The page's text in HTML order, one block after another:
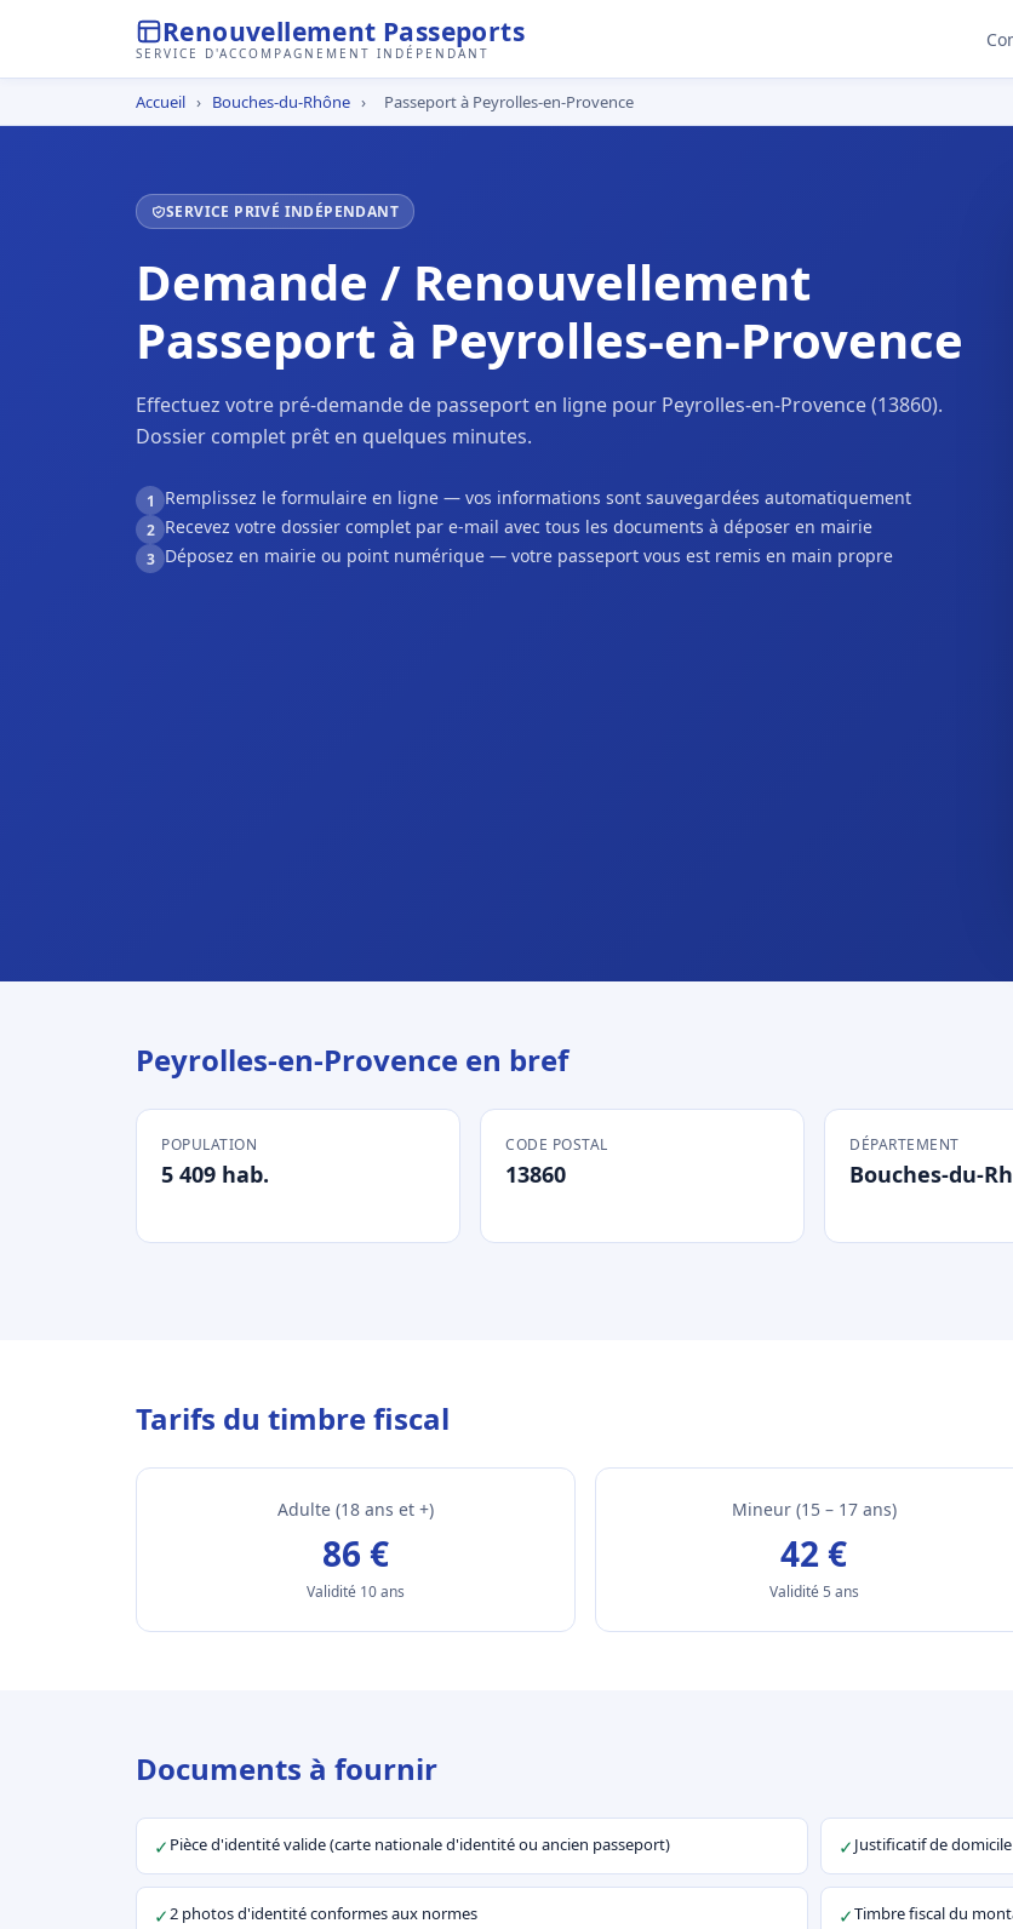
Renouvellement Passeports
SERVICE D'ACCOMPAGNEMENT INDÉPENDANT
Accueil › Bouches-du-Rhône › Passeport à Peyrolles-en-Provence
SERVICE PRIVÉ INDÉPENDANT
Demande / Renouvellement
Passeport à Peyrolles-en-Provence
Effectuez votre pré-demande de passeport en ligne pour Peyrolles-en-Provence (13860).
Dossier complet prêt en quelques minutes.
1 Remplissez le formulaire en ligne — vos informations sont sauvegardées automatiquement
2 Recevez votre dossier complet par e-mail avec tous les documents à déposer en mairie
3 Déposez en mairie ou point numérique — votre passeport vous est remis en main propre
Peyrolles-en-Provence en bref
POPULATION
5 409 hab.
CODE POSTAL
13860
DÉPARTEMENT
Bouches-du-
Tarifs du timbre fiscal
Adulte (18 ans et +)
86 €
Validité 10 ans
Mineur (15 – 17 ans)
42 €
Validité 5 ans
Documents à fournir
✓ Pièce d'identité valide (carte nationale d'identité ou ancien passeport) ✓Justificatif de
✓2 photos d'identité conformes aux normes ✓Timbre fiscal du